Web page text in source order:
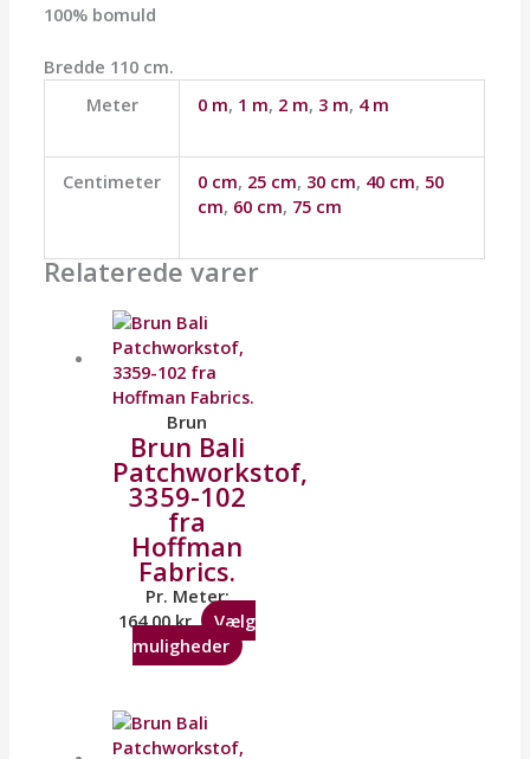
100% bomuld
Bredde 110 cm.
Meter
0 m, 1 m, 2 m, 3 m, 4 m
Centimeter 0 cm, 25 cm, 30 cm, 40 cm, 50
cm, 60 cm, 75 cm
Relaterede varer
Brun
Brun Bali
Patchworkstof,
3359-102
fra
Hoffman
Fabrics.
Pr. Meter:
164,00kr.
Vælg
muligheder